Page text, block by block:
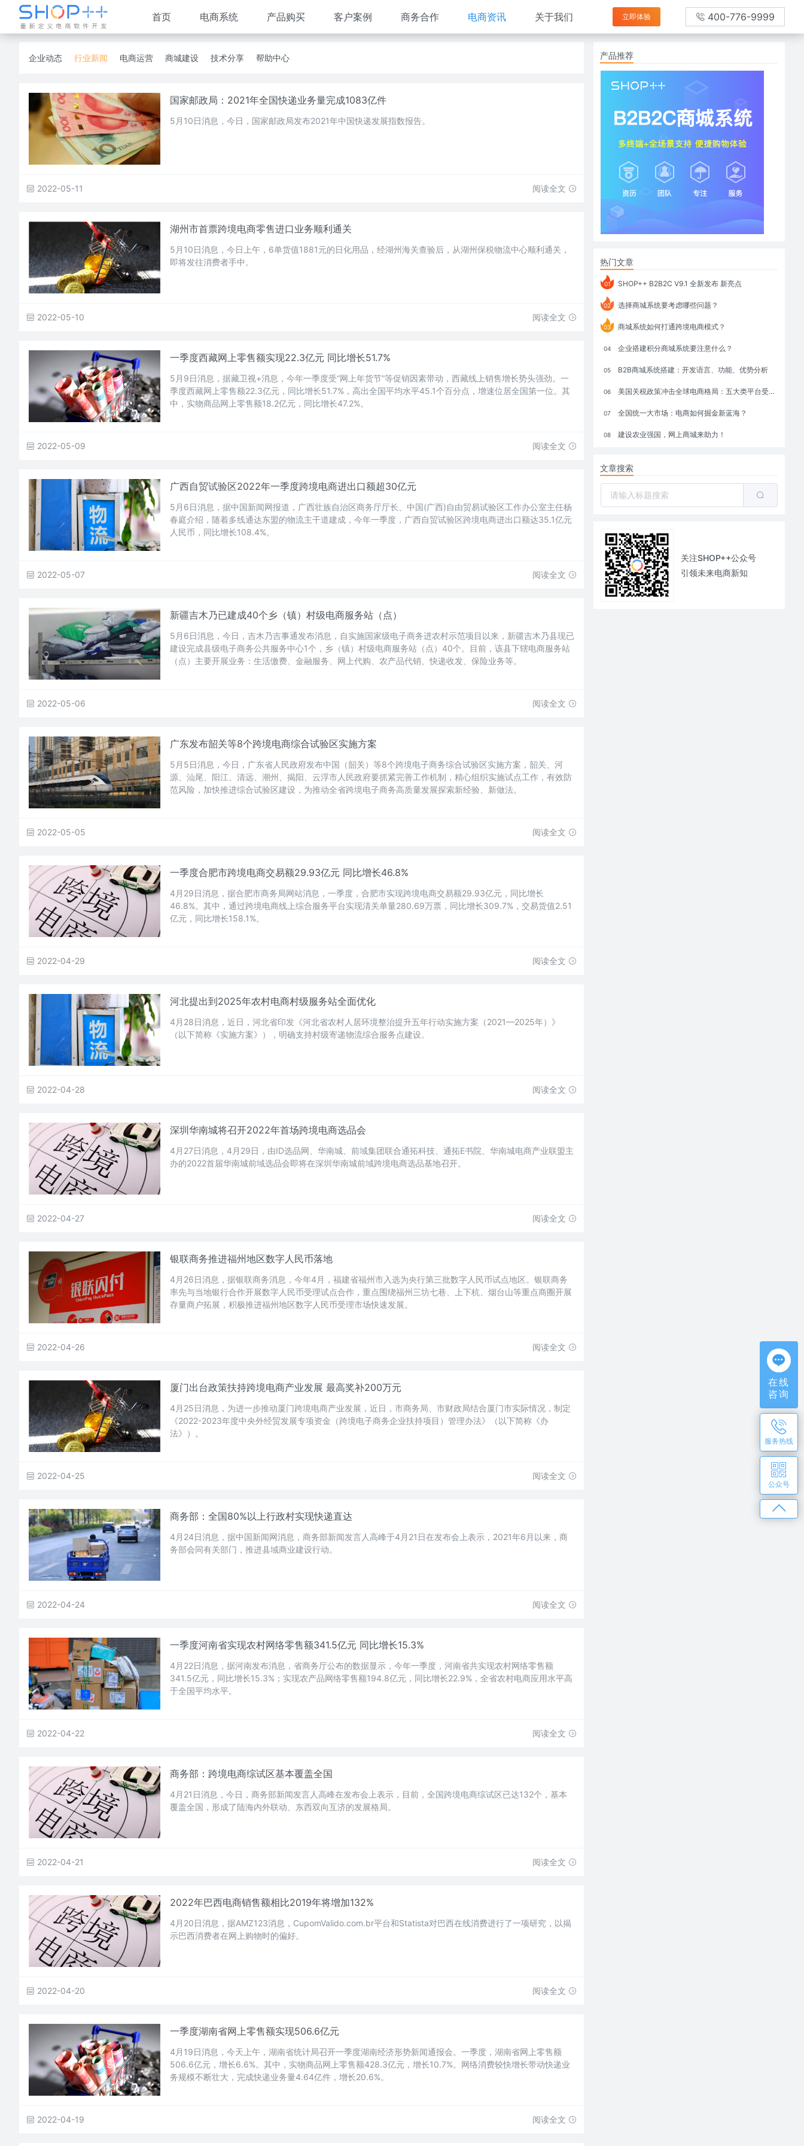
首页 电商系统 产品购买 客户案例 商务合作 电商资讯 关于我们 立即体验 400-776-9999
企业动态 行业新闻 电商运营 商城建设 技术分享 帮助中心
国家邮政局：2021年全国快递业务量完成1083亿件
5月10日消息，今日，国家邮政局发布2021年中国快递发展指数报告。
2022-05-11 阅读全文
湖州市首票跨境电商零售进口业务顺利通关
5月10日消息，今日上午，6单货值1881元的日化用品，经湖州海关查验后，从湖州保税物流中心顺利通关，
即将发往消费者手中。
2022-05-10 阅读全文
一季度西藏网上零售额实现22.3亿元 同比增长51.7%
5月9日消息，据藏卫视+消息，今年一季度受“网上年货节”等促销因素带动，西藏线上销售增长势头强劲。一
季度西藏网上零售额22.3亿元，同比增长51.7%，高出全国平均水平45.1个百分点，增速位居全国第一位。其
中，实物商品网上零售额18.2亿元，同比增长47.2%。
2022-05-09 阅读全文
广西自贸试验区2022年一季度跨境电商进出口额超30亿元
5月6日消息，据中国新闻网报道，广西壮族自治区商务厅厅长、中国(广西)自由贸易试验区工作办公室主任杨
春庭介绍，随着多线通达东盟的物流主干道建成，今年一季度，广西自贸试验区跨境电商进出口额达35.1亿元
人民币，同比增长108.4%。
2022-05-07 阅读全文
新疆吉木乃已建成40个乡（镇）村级电商服务站（点）
5月6日消息，今日，吉木乃吉事通发布消息，自实施国家级电子商务进农村示范项目以来，新疆吉木乃县现已
建设完成县级电子商务公共服务中心1个，乡（镇）村级电商服务站（点）40个。目前，该县下辖电商服务站
（点）主要开展业务：生活缴费、金融服务、网上代购、农产品代销、快递收发、保险业务等。
2022-05-06 阅读全文
广东发布韶关等8个跨境电商综合试验区实施方案
5月5日消息，今日，广东省人民政府发布中国（韶关）等8个跨境电子商务综合试验区实施方案，韶关、河
源、汕尾、阳江、清远、潮州、揭阳、云浮市人民政府要抓紧完善工作机制，精心组织实施试点工作，有效防
范风险，加快推进综合试验区建设，为推动全省跨境电子商务高质量发展探索新经验、新做法。
2022-05-05 阅读全文
一季度合肥市跨境电商交易额29.93亿元 同比增长46.8%
4月29日消息，据合肥市商务局网站消息，一季度，合肥市实现跨境电商交易额29.93亿元，同比增长
46.8%。其中，通过跨境电商线上综合服务平台实现清关单量280.69万票，同比增长309.7%，交易货值2.51
亿元，同比增长158.1%。
2022-04-29 阅读全文
河北提出到2025年农村电商村级服务站全面优化
4月28日消息，近日，河北省印发《河北省农村人居环境整治提升五年行动实施方案（2021—2025年）》
（以下简称《实施方案》），明确支持村级寄递物流综合服务点建设。
2022-04-28 阅读全文
深圳华南城将召开2022年首场跨境电商选品会
4月27日消息，4月29日，由ID选品网、华南城、前域集团联合通拓科技、通拓E书院、华南城电商产业联盟主
办的2022首届华南城前域选品会即将在深圳华南城前域跨境电商选品基地召开。
2022-04-27 阅读全文
银联商务推进福州地区数字人民币落地
4月26日消息，据银联商务消息，今年4月，福建省福州市入选为央行第三批数字人民币试点地区。银联商务
率先与当地银行合作开展数字人民币受理试点合作，重点围绕福州三坊七巷、上下杭、烟台山等重点商圈开展
存量商户拓展，积极推进福州地区数字人民币受理市场快速发展。
2022-04-26 阅读全文
厦门出台政策扶持跨境电商产业发展 最高奖补200万元
4月25日消息，为进一步推动厦门跨境电商产业发展，近日，市商务局、市财政局结合厦门市实际情况，制定
《2022-2023年度中央外经贸发展专项资金（跨境电子商务企业扶持项目）管理办法》（以下简称《办
法》）。
2022-04-25 阅读全文
商务部：全国80%以上行政村实现快递直达
4月24日消息，据中国新闻网消息，商务部新闻发言人高峰于4月21日在发布会上表示，2021年6月以来，商
务部会同有关部门，推进县域商业建设行动。
2022-04-24 阅读全文
一季度河南省实现农村网络零售额341.5亿元 同比增长15.3%
4月22日消息，据河南发布消息，省商务厅公布的数据显示，今年一季度，河南省共实现农村网络零售额
341.5亿元，同比增长15.3%；实现农产品网络零售额194.8亿元，同比增长22.9%，全省农村电商应用水平高
于全国平均水平。
2022-04-22 阅读全文
商务部：跨境电商综试区基本覆盖全国
4月21日消息，今日，商务部新闻发言人高峰在发布会上表示，目前，全国跨境电商综试区已达132个，基本
覆盖全国，形成了陆海内外联动、东西双向互济的发展格局。
2022-04-21 阅读全文
2022年巴西电商销售额相比2019年将增加132%
4月20日消息，据AMZ123消息，CupomValido.com.br平台和Statista对巴西在线消费进行了一项研究，以揭
示巴西消费者在网上购物时的偏好。
2022-04-20 阅读全文
一季度湖南省网上零售额实现506.6亿元
4月19日消息，今天上午，湖南省统计局召开一季度湖南经济形势新闻通报会。一季度，湖南省网上零售额
506.6亿元，增长6.6%。其中，实物商品网上零售额428.3亿元，增长10.7%。网络消费较快增长带动快递业
务规模不断壮大，完成快递业务量4.64亿件，增长20.6%。
2022-04-19 阅读全文
产品推荐
热门文章
01 SHOP++ B2B2C V9.1 全新发布 新亮点
02 选择商城系统要考虑哪些问题？
03 商城系统如何打通跨境电商模式？
04 企业搭建积分商城系统要注意什么？
05 B2B商城系统搭建：开发语言、功能、优势分析
06 美国关税政策冲击全球电商格局：五大类平台受重创，转型与自救成关键
07 全国统一大市场：电商如何掘金新蓝海？
08 建设农业强国，网上商城来助力！
文章搜索
关注SHOP++公众号
引领未来电商新知
在线
咨询
服务热线
公众号